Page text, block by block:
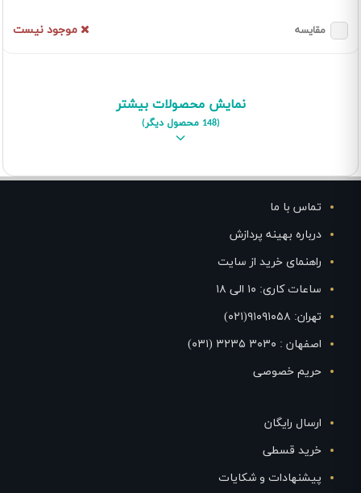
موجود نیست مقایسه
نمایش محصولات بیشتر
(148 محصول دیگر)
تماس با ما
درباره بهینه پردازش
راهنمای خرید از سایت
ساعات کاری: ۱۰ الی ۱۸
تهران: ۹۱۰۹۱۰۵۸(۰۲۱)
اصفهان : ۳۰۳۰ ۳۲۳۵ (۰۳۱)
حریم خصوصی
ارسال رایگان
خرید قسطی
پیشنهادات و شکایات